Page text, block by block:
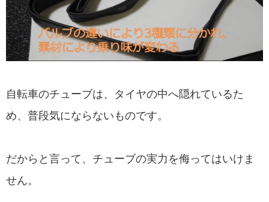
自転車のチューブは、タイヤの中へ隠れているた
め、普段気にならないものです。
だからと言って、チューブの実力を侮ってはいけま
せん。